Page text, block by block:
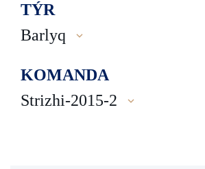
TÝR
Barlyq
KOMANDA
Strizhi-2015-2